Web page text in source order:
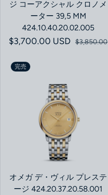
ジ コーアクシャル クロノメ
ーター 39,5 MM
424.10.40.20.02.005
セール価格
$3,700.00 USD通常価格
$3,850.00
完売
オメガ デ・ヴィル プレステ
ージ 424.20.37.20.58.001